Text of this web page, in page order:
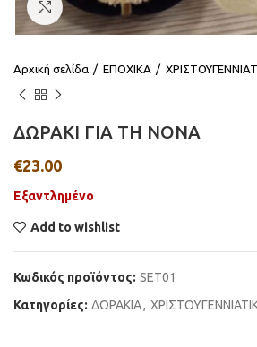
Click to enlarge
Αρχική σελίδα ΕΠΟΧΙΚΑ
ΔΩΡΑΚΙ ΓΙΑ ΤΗ ΝΟΝΑ
€23.00
Εξαντλημένο
Add to wishlist
Κωδικός προϊόντος: SET01
Κατηγορίες: ΔΩΡΑΚΙΑ,